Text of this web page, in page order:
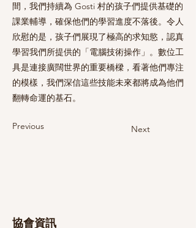
間，我們持續為 Gosti 村的孩子們提供基礎的
課業輔導，確保他們的學習進度不落後。令人
欣慰的是，孩子們展現了極高的求知慾，認真
學習我們所提供的「電腦技術操作」。數位工
具是連接廣闊世界的重要橋樑，看著他們專注
的模樣，我們深信這些技能未來都將成為他們
翻轉命運的基石。
Previous Next
協會資訊